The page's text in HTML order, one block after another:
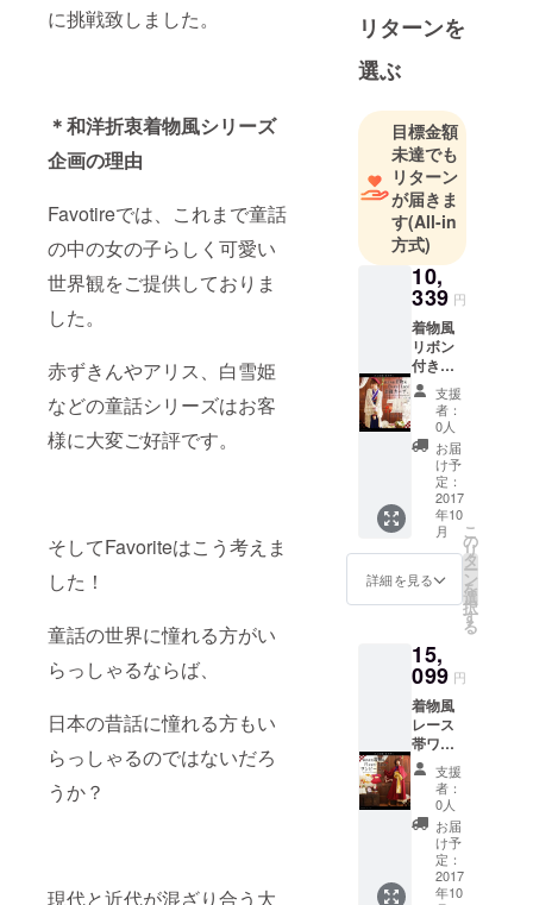
に挑戦致しました。
＊和洋折衷着物風シリーズ
企画の理由
Favotireでは、これまで童話
の中の女の子らしく可愛い
世界観をご提供しておりま
した。
赤ずきんやアリス、白雪姫
などの童話シリーズはお客
様に大変ご好評です。
そしてFavoriteはこう考えま
した！
童話の世界に憧れる方がい
らっしゃるならば、
日本の昔話に憧れる方もい
らっしゃるのではないだろ
うか？
現代と近代が混ざり合う大
リターンを
選ぶ
目標金額
未達でも
リターン
が届きま
す(All-in
方式)
10,
339 円
着物風
リボン
付き妖
精レー
ス羽織
（ff103
7）
支援
者：
0人
お届
け予
定：
2017
年10
月
詳細を見る
こ
の
リ
タ
ー
ン
を
選
択
す
る
15,
099 円
着物風
レース
帯ワン
ピース
（ff103
支援
者：
0人
お届
け予
定：
2017
年10